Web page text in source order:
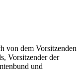
von dem Vorsitzenden
Vorsitzender der
und